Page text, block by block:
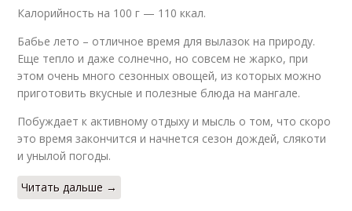
Калорийность на 100 г — 110 ккал.
Бабье лето – отличное время для вылазок на природу.
Еще тепло и даже солнечно, но совсем не жарко, при
этом очень много сезонных овощей, из которых можно
приготовить вкусные и полезные блюда на мангале.
Побуждает к активному отдыху и мысль о том, что скоро
это время закончится и начнется сезон дождей, слякоти
и унылой погоды.
Читать дальше →